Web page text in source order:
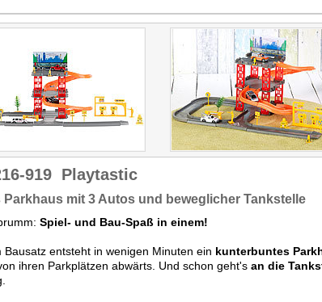
919 Playtastic
Parkhaus mit 3 Autos und beweglicher Tankstelle
Spiel- und Bau-Spaß in einem!
Bausatz entsteht in wenigen Minuten ein kunterbuntes
ihren Parkplätzen abwärts. Und schon geht's an die